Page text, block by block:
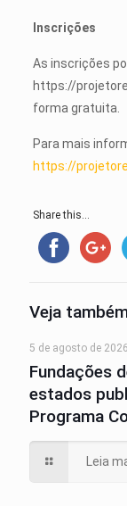
Inscrições
As inscrições
https://
forma gratuita.
Para mais
https://
Share this...
Veja
5 de agosto de 2026
Fundações
estados
Programa
Leia